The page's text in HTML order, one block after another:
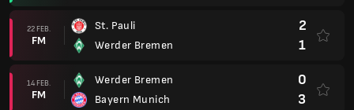
22 FEB.
FM
St. Pauli
Werder Bremen
2
1
14 FEB.
FM
Werder Bremen
Bayern Munich
0
3